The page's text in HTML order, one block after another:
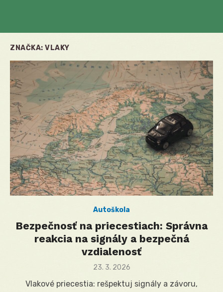
ZNAČKA: VLAKY
Autoškola
Bezpečnosť na priecestiach: Správna
reakcia na signály a bezpečná
vzdialenosť
Posted
23. 3. 2026
Vlakové priecestia: rešpektuj signály a závoru,